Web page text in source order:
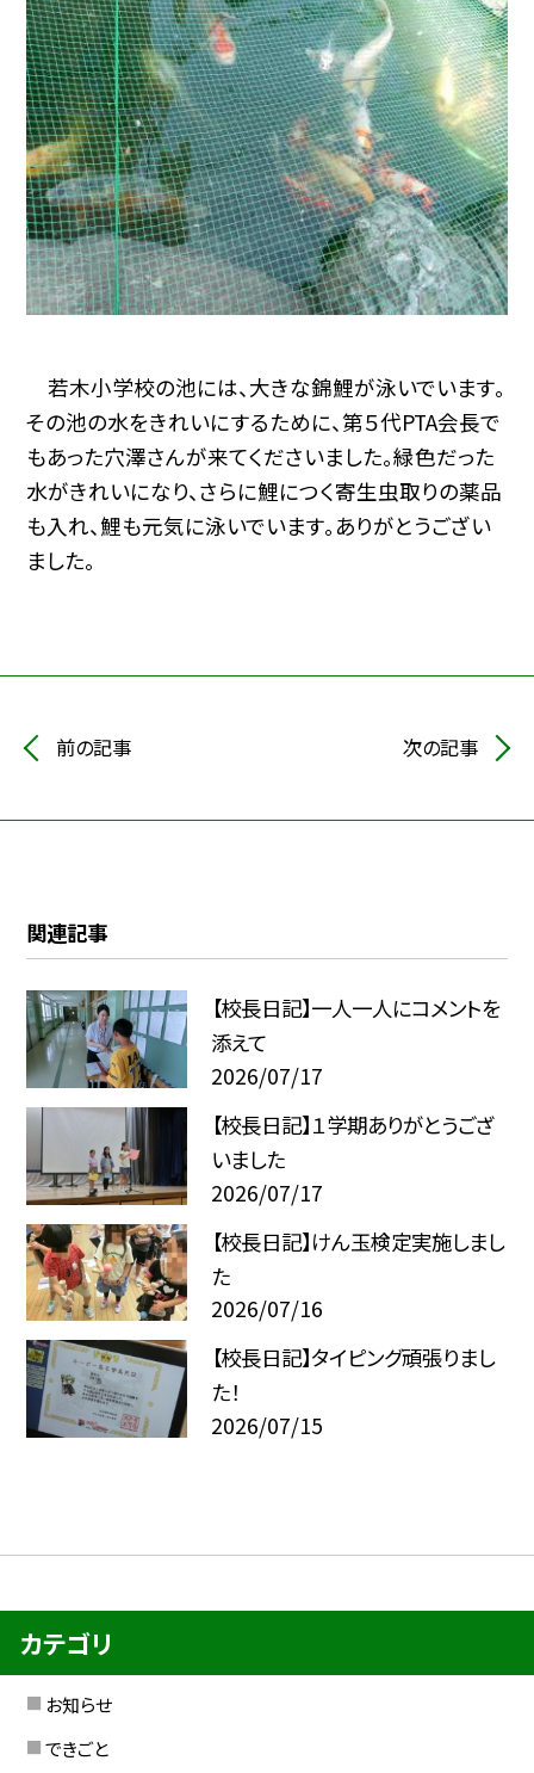
若木小学校の池には、大きな錦鯉が泳いでいます。
その池の水をきれいにするために、第５代PTA会長で
もあった穴澤さんが来てくださいました。緑色だった
水がきれいになり、さらに鯉につく寄生虫取りの薬品
も入れ、鯉も元気に泳いでいます。ありがとうござい
ました。
前の記事 次の記事
関連記事
【校長日記】一人一人にコメントを
添えて
2026/07/17
【校長日記】１学期ありがとうござ
いました
2026/07/17
【校長日記】けん玉検定実施しまし
た
2026/07/16
【校長日記】タイピング頑張りまし
た！
2026/07/15
カテゴリ
お知らせ
できごと